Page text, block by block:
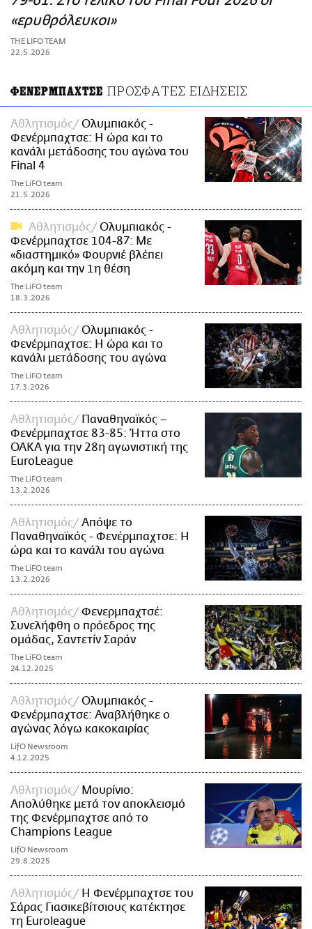
ΑΜΠΑ
PRINT
«ερυθρόλευκοι»
THE LIFO TEAM
22.5.2026
ΦΕΝΕΡΜΠΑΧΤΣΕ ΠΡΟΣΦΑΤΕΣ ΕΙΔΗΣΕΙΣ
Αθλητισμός
Ολυμπιακός -
Φενέρμπαχτσε: Η ώρα και το
κανάλι μετάδοσης του αγώνα του
Final 4
The LiFO team
21.5.2026
Αθλητισμός
Ολυμπιακός -
Φενέρμπαχτσε 104-87: Με
«διαστημικό» Φουρνιέ βλέπει
ακόμη και την 1η θέση
The LiFO team
18.3.2026
Αθλητισμός
Ολυμπιακός -
Φενέρμπαχτσε: Η ώρα και το
κανάλι μετάδοσης του αγώνα
The LiFO team
17.3.2026
Αθλητισμός
Παναθηναϊκός –
Φενέρμπαχτσε 83-85: Ήττα στο
ΟΑΚΑ για την 28η αγωνιστική της
EuroLeague
The LiFO team
13.2.2026
Αθλητισμός
Απόψε το
Παναθηναϊκός - Φενέρμπαχτσε: Η
ώρα και το κανάλι του αγώνα
The LiFO team
13.2.2026
Αθλητισμός
Φενερμπαχτσέ:
Συνελήφθη ο πρόεδρος της
ομάδας, Σαντετίν Σαράν
The LiFO team
24.12.2025
Αθλητισμός
Ολυμπιακός -
Φενέρμπαχτσε: Αναβλήθηκε ο
αγώνας λόγω κακοκαιρίας
LifO Newsroom
4.12.2025
Αθλητισμός
Μουρίνιο:
Απολύθηκε μετά τον αποκλεισμό
της Φενέρμπαχτσε από το
Champions League
LifO Newsroom
29.8.2025
Αθλητισμός
Η Φενέρμπαχτσε του
Σάρας Γιασικεβίτσιους κατέκτησε
τη Euroleague